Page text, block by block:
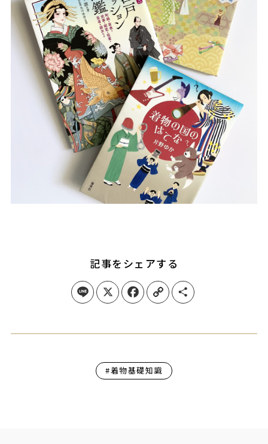
記事をシェアする
Line X Facebook Copy Link Share
#着物基礎知識